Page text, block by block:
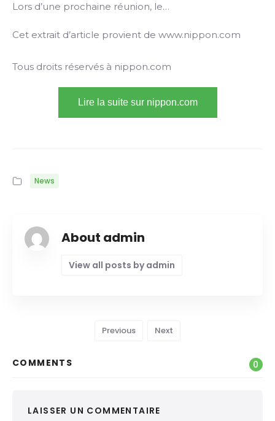
Lors d’une prochaine réunion, le…
Cet extrait d’article provient de www.nippon.com
Tous droits réservés à nippon.com
Lire la suite sur nippon.com
News
About admin
View all posts by admin
Previous Next
COMMENTS 0
LAISSER UN COMMENTAIRE